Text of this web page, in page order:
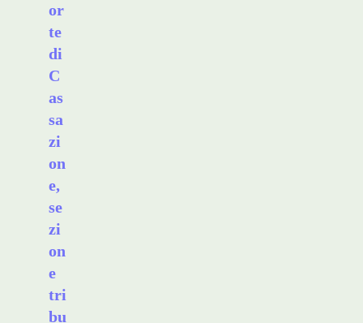
or
te
di
C
as
sa
zi
on
e,
se
zi
on
e
tri
bu